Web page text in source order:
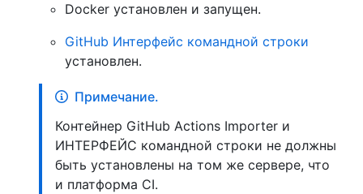
Docker установлен и запущен.
GitHub Интерфейс командной строки
установлен.
Примечание.
Контейнер GitHub Actions Importer и
ИНТЕРФЕЙС командной строки не должны
быть установлены на том же сервере, что
и платформа CI.